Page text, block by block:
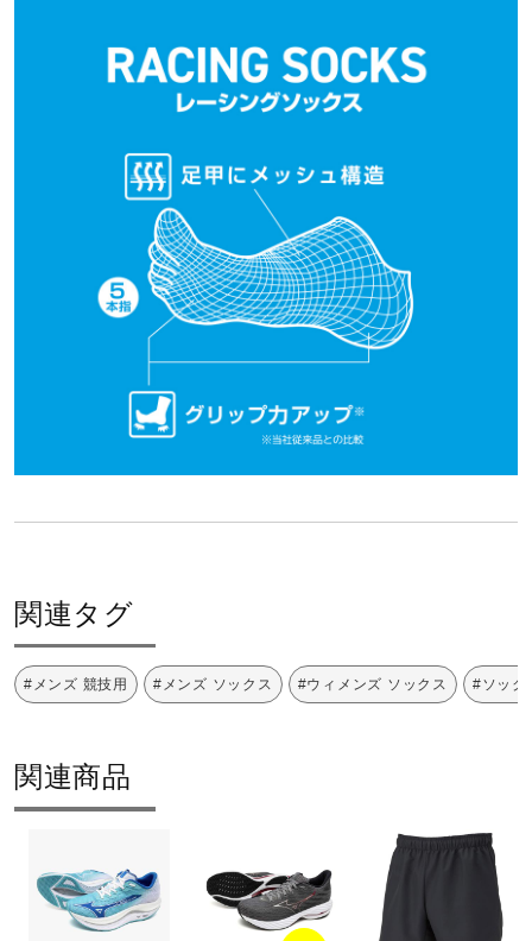
直営店一覧
取扱店一覧
関連タグ
#メンズ 競技用 #メンズ ソックス #ウィメンズ ソックス #ソック
関連商品